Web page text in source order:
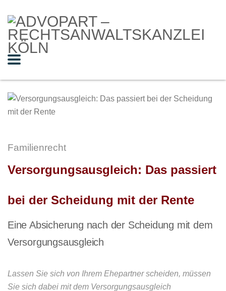
Familienrecht
Versorgungsausgleich: Das passiert
bei der Scheidung mit der Rente
Eine Absicherung nach der Scheidung mit dem
Versorgungsausgleich
Lassen Sie sich von Ihrem Ehepartner scheiden, müssen
Sie sich dabei mit dem Versorgungsausgleich